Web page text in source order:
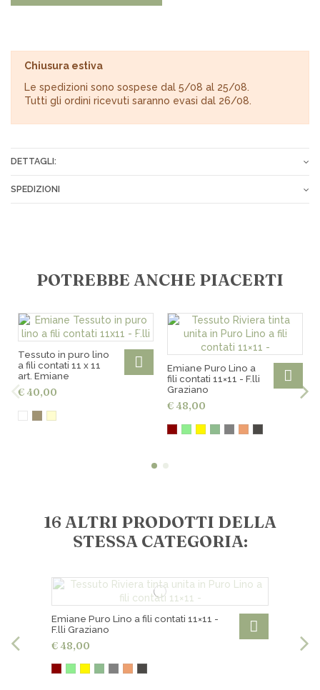
Chiusura estiva
Le spedizioni sono sospese dal 5/08 al 25/08.
Tutti gli ordini ricevuti saranno evasi dal 26/08.
DETTAGLI:
Altezza
Composizione
100% Lino
SPEDIZIONI
€ 7,00 in tutta Italia
€ 18,00 in Europa
Spedizioni gratuite per ordini superiori a € 200,00
Ritiro gratuito in negozio
POTREBBE ANCHE PIACERTI
Tessuto in puro lino
a fili contati 11 x 11
art. Emiane
€ 40,00
Emiane Puro Lino a
fili contati 11×11 - F.lli
Graziano
€ 48,00
16 ALTRI PRODOTTI DELLA
STESSA CATEGORIA:
Emiane Puro Lino a fili contati 11×11 -
F.lli Graziano
€ 48,00